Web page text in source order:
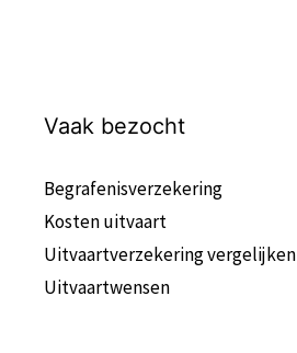
Vaak bezocht
Begrafenisverzekering
Kosten uitvaart
Uitvaartverzekering vergelijken
Uitvaartwensen